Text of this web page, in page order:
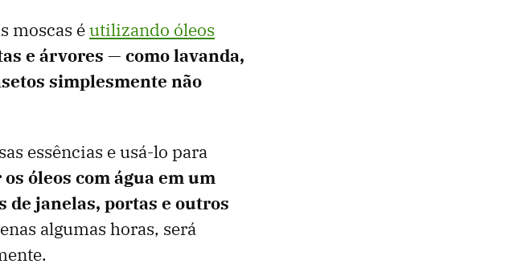
moscas éutilizando óleos
e árvores — como lavanda,
simplesmente não
essências e usá-lo para
óleos com água em um
de janelas, portas e outros
algumas horas, será